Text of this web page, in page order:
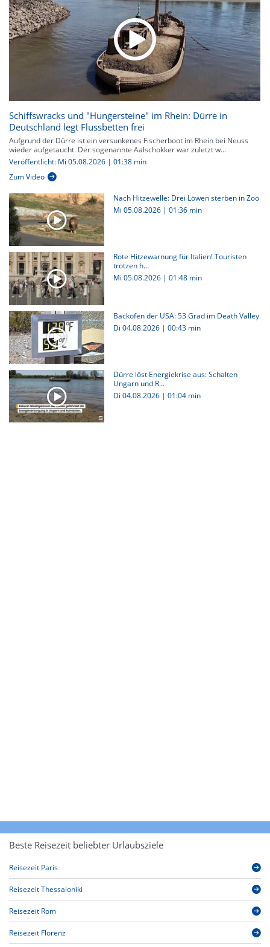
Schiffswracks und "Hungersteine" im Rhein: Dürre in
Deutschland legt Flussbetten frei
Aufgrund der Dürre ist ein versunkenes Fischerboot im Rhein bei Neuss
wieder aufgetaucht. Der sogenannte Aalschokker war zuletzt w...
Veröffentlicht: Mi 05.08.2026 | 01:38 min
Zum Video
Nach Hitzewelle: Drei Löwen sterben in Zoo
Mi 05.08.2026 | 01:36 min
Rote Hitzewarnung für Italien! Touristen
trotzen h...
Mi 05.08.2026 | 01:48 min
Backofen der USA: 53 Grad im Death Valley
Di 04.08.2026 | 00:43 min
Dürre löst Energiekrise aus: Schalten
Ungarn und R...
Di 04.08.2026 | 01:04 min
Beste Reisezeit beliebter Urlaubsziele
Reisezeit Paris
Reisezeit Thessaloniki
Reisezeit Rom
Reisezeit Florenz